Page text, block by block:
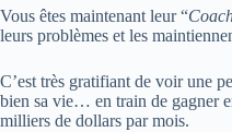
Vous êtes maintenant leur “
leurs problèmes et les
C’est très gratifiant de voir une
bien sa vie… en train de gagner
milliers de dollars par mois.